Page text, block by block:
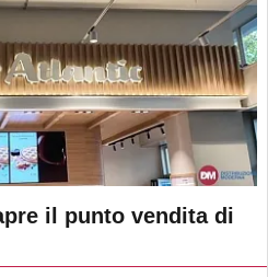
il punto vendita di